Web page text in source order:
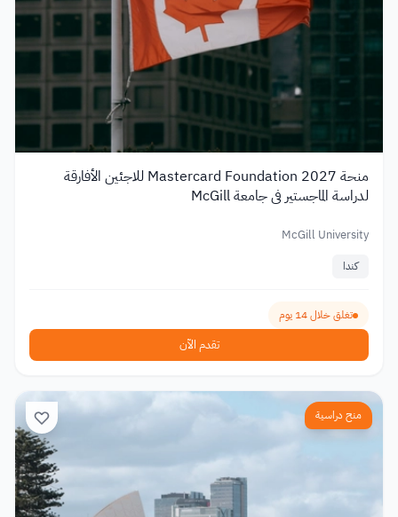
منحة Mastercard Foundation 2027 للاجئين الأفارقة
لدراسة الماجستير في جامعة McGill
McGill University
كندا
تغلق خلال 14 يوم
تقدم الآن
منح دراسية